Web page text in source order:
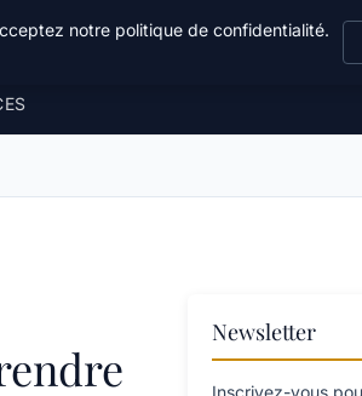
Newsletter
Inscrivez-vous
notre politique de confidentialité.